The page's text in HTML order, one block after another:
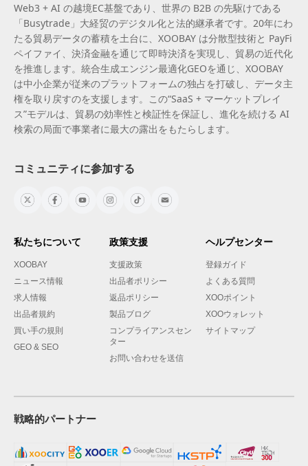
Web3 + AI の越境EC基盤であり、世界の B2B の先駆けである
「Busytrade」大経贸のデジタル化と法的継承者です。20年にわ
たる貿易データの蓄積を土台に、XOOBAY は分散型技術と PayFi
ペイファイ、決済金融を通じて即時決済を実現し、貿易の近代化
を推進します。統合生成エンジン最適化GEOを通じ、XOOBAY
は中小企業が従来のプラットフォームの独占を打破し、データ主
権を取り戻すのを支援します。この“SaaS + マーケットプレイ
ス”モデルは、貿易の効率性と検証性を保証し、進化を続ける AI
検索の局面で事業者に最大の露出をもたらします。
コミュニティに参加する
私たちについて
XOOBAY
ニュース情報
求人情報
出品者規約
買い手の規則
GEO & SEO
政策支援
支援政策
出品者ポリシー
返品ポリシー
製品ブログ
コンプライアンスセン
ター
お問い合わせを送信
ヘルプセンター
登録ガイド
よくある質問
XOOポイント
XOOウォレット
サイトマップ
戦略的パートナー